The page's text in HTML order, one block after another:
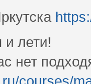
и лети!
нет
courses/